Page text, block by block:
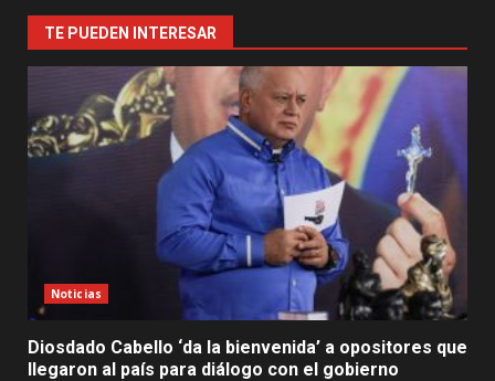
TE PUEDEN INTERESAR
Noticias
Diosdado Cabello ‘da la bienvenida’ a opositores que
llegaron al país para diálogo con el gobierno